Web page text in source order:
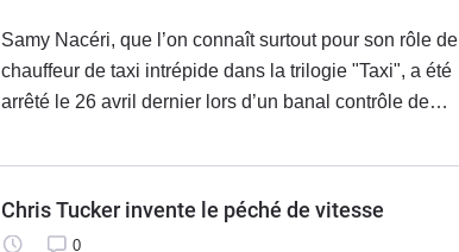
Samy Nacéri, que l’on connaît surtout pour son rôle de
chauffeur de taxi intrépide dans la trilogie "Taxi", a été
arrêté le 26 avril dernier lors d’un banal contrôle de
de
Chris Tucker invente le péché de vitesse
0